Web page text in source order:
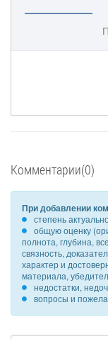
Комментарии(0)
При добавлении
степень
общую оценку
полнота, глубина,
связность,
характер и
материала,
недостатки,
вопросы и